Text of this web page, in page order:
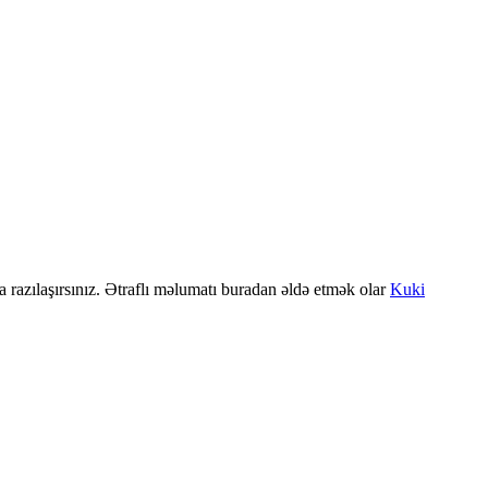
Ətraflı məlumatı buradan əldə etmək olarKuki